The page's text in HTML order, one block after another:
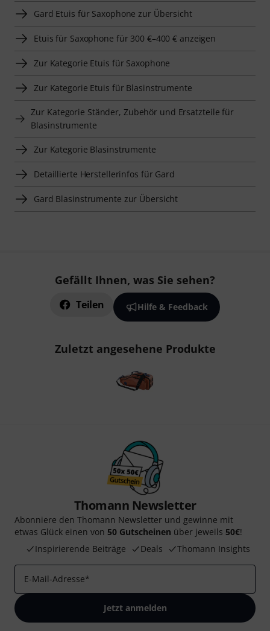
Gard Etuis für Saxophone zur Übersicht
Etuis für Saxophone für 300 €–400 € anzeigen
Zur Kategorie Etuis für Saxophone
Zur Kategorie Etuis für Blasinstrumente
Zur Kategorie Ständer, Zubehör und Ersatzteile für
Blasinstrumente
Zur Kategorie Blasinstrumente
Detaillierte Herstellerinfos für Gard
Gard Blasinstrumente zur Übersicht
Gefällt Ihnen, was Sie sehen?
Teilen Hilfe & Feedback
Zuletzt angesehene Produkte
Thomann Newsletter
Abonniere den Thomann Newsletter und gewinne mit
etwas Glück einen von 50 Gutscheinen über jeweils 50€!
Inspirierende Beiträge
Deals Thomann Insights
E-Mail-Adresse*
Jetzt anmelden